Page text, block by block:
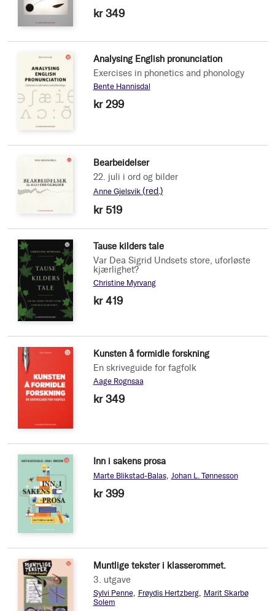
kr 349
Analysing English pronunciation
Exercises in phonetics and phonology
Bente Hannisdal
kr 299
Bearbeidelser
22. juli i ord og bilder
Anne Gjelsvik (red.)
kr 519
Tause kilders tale
Var Dea Sigrid Undsets store, uforløste
kjærlighet?
Christine Myrvang
kr 419
Kunsten å formidle forskning
En skriveguide for fagfolk
Aage Rognsaa
kr 349
Inn i sakens prosa
Marte Blikstad-Balas Johan L. Tønnesson
kr 399
Muntlige tekster i klasserommet.
3. utgave
Sylvi Penne Frøydis Hertzberg
Marit Skarbø
Solem